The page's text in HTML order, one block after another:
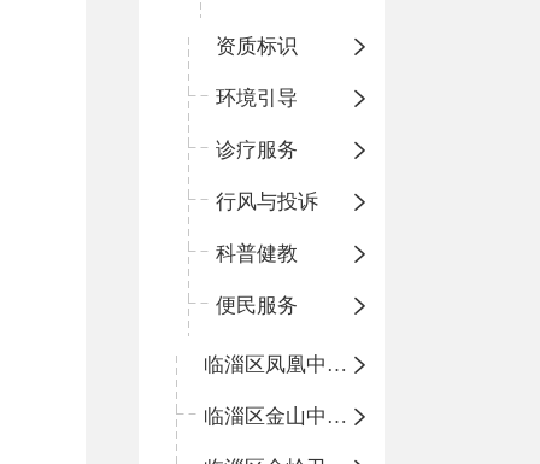
资质标识
环境引导
诊疗服务
行风与投诉
科普健教
便民服务
临淄区凤凰中心卫生院
临淄区金山中心卫生院